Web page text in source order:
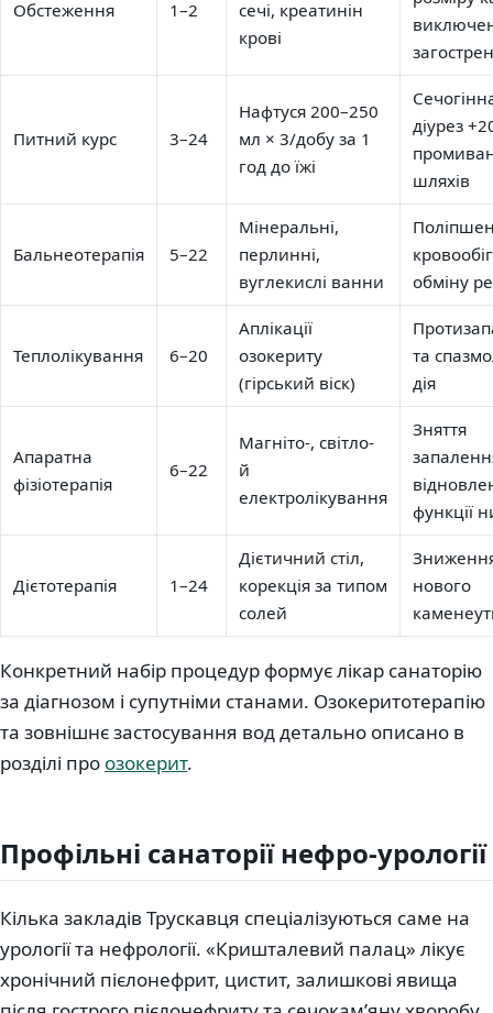
Обстеження 1–2
сечі, креатинін
крові
Питний курс 3–24
Нафтуся 200–250
мл × 3/добу за 1
год до їжі
діурез
шляхів
Бальнеотерапія 5–22
Мінеральні,
перлинні,
вуглекислі ванни
обміну
Теплолікування 6–20
Аплікації
озокериту
(гірський віск)
та
дія
Апаратна
фізіотерапія
6–22
Магніто-, світло-
й
електролікування
Зняття
функції
Дієтотерапія 1–24
Дієтичний стіл,
корекція за типом
солей
нового
Конкретний набір процедур формує лікар санаторію
за діагнозом і супутніми станами. Озокеритотерапію
та зовнішнє застосування вод детально описано в
розділі про озокерит.
Профільні санаторії нефро-урології
Кілька закладів Трускавця спеціалізуються саме на
урології та нефрології. «Кришталевий палац» лікує
хронічний пієлонефрит, цистит, залишкові явища